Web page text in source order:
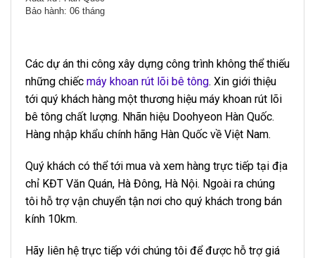
Bảo hành: 06 tháng
Các dự án thi công xây dựng công trình không thể thiếu
những chiếc máy khoan rút lõi bê tông. Xin giới thiệu
tới quý khách hàng một thương hiệu máy khoan rút lõi
bê tông chất lượng. Nhãn hiệu Doohyeon Hàn Quốc.
Hàng nhập khẩu chính hãng Hàn Quốc về Việt Nam.
Quý khách có thể tới mua và xem hàng trực tiếp tại địa
chỉ KĐT Văn Quán, Hà Đông, Hà Nội. Ngoài ra chúng
tôi hỗ trợ vận chuyển tận nơi cho quý khách trong bán
kính 10km.
Hãy liên hệ trực tiếp với chúng tôi để được hỗ trợ giá